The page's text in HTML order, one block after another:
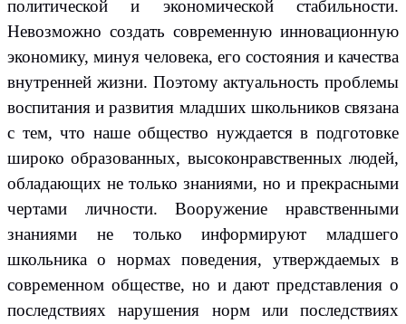
политической и экономической стабильности.
Невозможно создать современную инновационную
экономику, минуя человека, его состояния и качества
внутренней жизни. Поэтому актуальность проблемы
воспитания и развития младших школьников связана
с тем, что наше общество нуждается в подготовке
широко образованных, высоконравственных людей,
обладающих не только знаниями, но и прекрасными
чертами личности. Вооружение нравственными
знаниями не только информируют младшего
школьника о нормах поведения, утверждаемых в
современном обществе, но и дают представления о
последствиях нарушения норм или последствиях